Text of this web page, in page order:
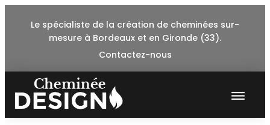
Le spécialiste de la création de cheminées sur-
mesure à Bordeaux et en Gironde (33).
Contactez-nous